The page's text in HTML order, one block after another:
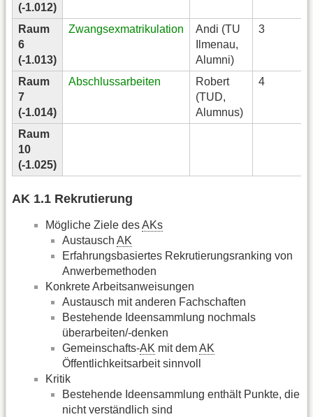
(-1.012)
Raum
6
(-1.013)
Zwangsexmatrikulation
Andi (TU
Ilmenau,
Alumni)
3
Raum
7
(-1.014)
Abschlussarbeiten
Robert
(TUD,
Alumnus)
4
Raum
10
(-1.025)
AK 1.1 Rekrutierung
Mögliche Ziele desAKs
Austausch AK
Erfahrungsbasiertes Rekrutierungsranking von
Anwerbemethoden
Konkrete Arbeitsanweisungen
Austausch mit anderen Fachschaften
Bestehende Ideensammlung nochmals
überarbeiten/-denken
Gemeinschafts-AK mit demAK
Öffentlichkeitsarbeit sinnvoll
Kritik
Bestehende Ideensammlung enthält Punkte, die
nicht verständlich sind